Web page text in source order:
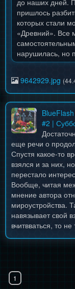
до наших дней.
пришлось
которых стали
«Древний». Все
нарушилась, но
9642929.jpg
BlueFlash
#2 |
еще речи о
Спустя какое-то
взялся и за них,
перестало
Вообще, читая
мнение автора
мироустройства.
навязывает свой
вчитвваться, то
1